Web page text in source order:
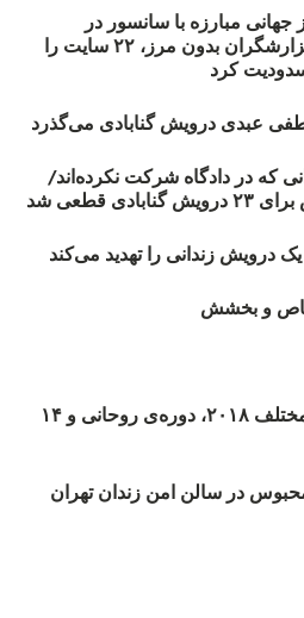
روز جهانی مبارزه با سانسور در
اینترنت: #آزادی هم‌آیند گزارشگران‌ بدون مرز، ۲۲ سایت را
کرد
عبدی درویش گنابادی می‌گذرد
زندانی که در دادگاه شرکت نکرده‌اند/
درویش زندانی را تهدید می‌کند
روند اعدام‌ها در ماه‌های مختلف ۲۰۱۸، دوره‌ی روحانی و ۱۴
در سالن امن زندان تهران